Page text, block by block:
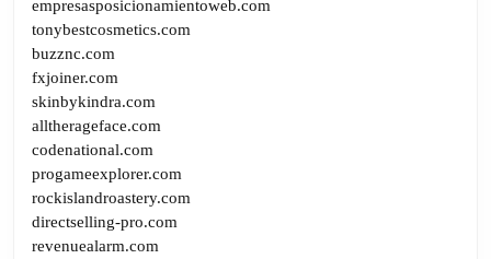
empresasposicionamientoweb.com
tonybestcosmetics.com
buzznc.com
fxjoiner.com
skinbykindra.com
alltherageface.com
codenational.com
progameexplorer.com
rockislandroastery.com
directselling-pro.com
revenuealarm.com